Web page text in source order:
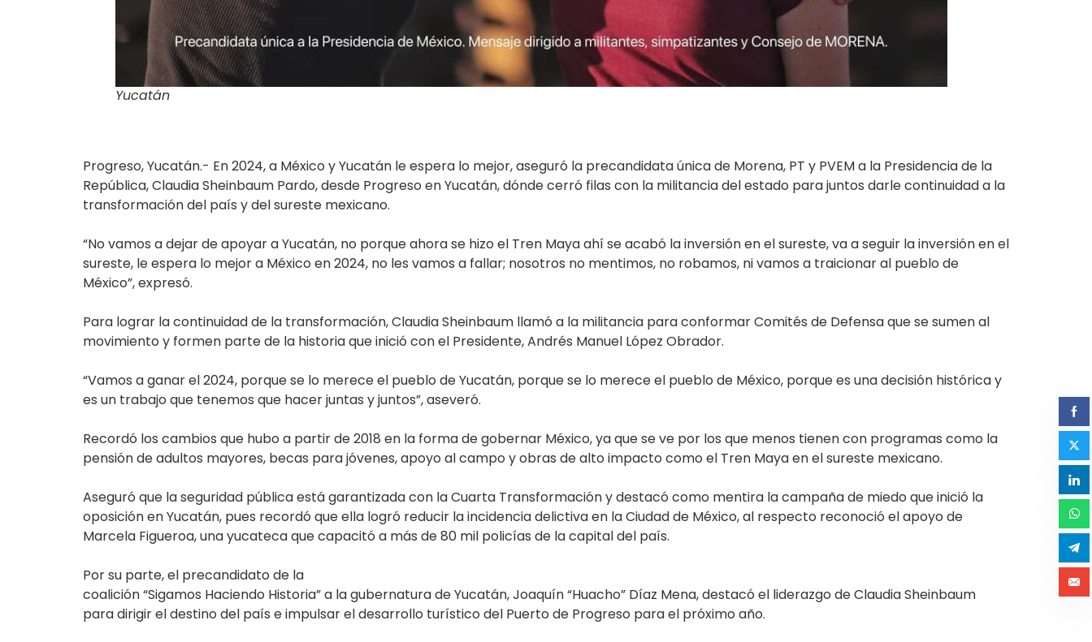
Yucatán
Progreso, Yucatán.- En 2024, a México y Yucatán le espera lo mejor, aseguró la precandidata única de Morena, PT y PVEM a la Presidencia de la
República, Claudia Sheinbaum Pardo, desde Progreso en Yucatán, dónde cerró filas con la militancia del estado para juntos darle continuidad a la
transformación del país y del sureste mexicano.
“No vamos a dejar de apoyar a Yucatán, no porque ahora se hizo el Tren Maya ahí se acabó la inversión en el sureste, va a seguir la inversión en el
sureste, le espera lo mejor a México en 2024, no les vamos a fallar; nosotros no mentimos, no robamos, ni vamos a traicionar al pueblo de
México”, expresó.
Para lograr la continuidad de la transformación, Claudia Sheinbaum llamó a la militancia para conformar Comités de Defensa que se sumen al
movimiento y formen parte de la historia que inició con el Presidente, Andrés Manuel López Obrador.
“Vamos a ganar el 2024, porque se lo merece el pueblo de Yucatán, porque se lo merece el pueblo de México, porque es una decisión histórica y
es un trabajo que tenemos que hacer juntas y juntos”, aseveró.
Recordó los cambios que hubo a partir de 2018 en la forma de gobernar México, ya que se ve por los que menos tienen con programas como la
pensión de adultos mayores, becas para jóvenes, apoyo al campo y obras de alto impacto como el Tren Maya en el sureste mexicano.
Aseguró que la seguridad pública está garantizada con la Cuarta Transformación y destacó como mentira la campaña de miedo que inició la
oposición en Yucatán, pues recordó que ella logró reducir la incidencia delictiva en la Ciudad de México, al respecto reconoció el apoyo de
Marcela Figueroa, una yucateca que capacitó a más de 80 mil policías de la capital del país.
Por su parte, el precandidato de la
coalición “Sigamos Haciendo Historia” a la gubernatura de Yucatán, Joaquín “Huacho” Díaz Mena, destacó el liderazgo de Claudia Sheinbaum
para dirigir el destino del país e impulsar el desarrollo turístico del Puerto de Progreso para el próximo año.